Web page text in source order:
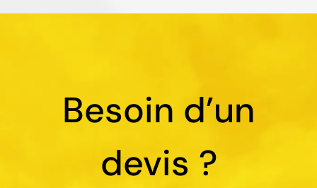
Besoin d’un
devis ?